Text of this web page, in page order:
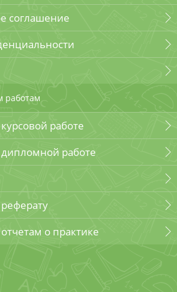
соглашение
работам
работе
работе
о практике